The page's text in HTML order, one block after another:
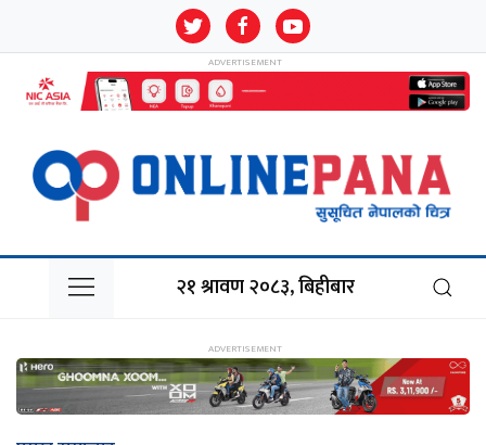
२१ श्रावण २०८३, बिहीबार